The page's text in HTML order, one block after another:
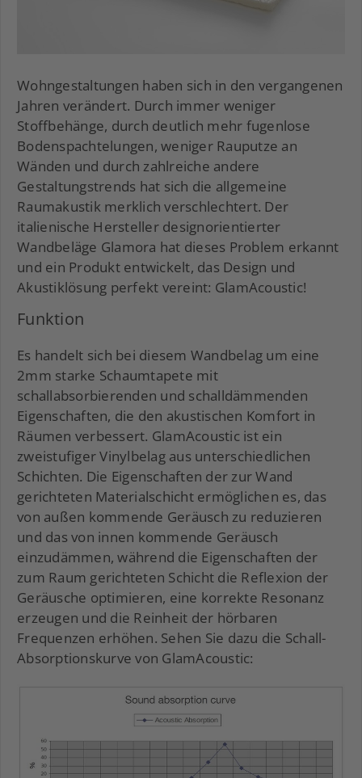
Wohngestaltungen haben sich in den vergangenen
Jahren verändert. Durch immer weniger
Stoffbehänge, durch deutlich mehr fugenlose
Bodenspachtelungen, weniger Rauputze an
Wänden und durch zahlreiche andere
Gestaltungstrends hat sich die allgemeine
Raumakustik merklich verschlechtert. Der
italienische Hersteller designorientierter
Wandbeläge Glamora hat dieses Problem erkannt
und ein Produkt entwickelt, das Design und
Akustiklösung perfekt vereint: GlamAcoustic!
Funktion
Es handelt sich bei diesem Wandbelag um eine
2mm starke Schaumtapete mit
schallabsorbierenden und schalldämmenden
Eigenschaften, die den akustischen Komfort in
Räumen verbessert. GlamAcoustic ist ein
zweistufiger Vinylbelag aus unterschiedlichen
Schichten. Die Eigenschaften der zur Wand
gerichteten Materialschicht ermöglichen es, das
von außen kommende Geräusch zu reduzieren
und das von innen kommende Geräusch
einzudämmen, während die Eigenschaften der
zum Raum gerichteten Schicht die Reflexion der
Geräusche optimieren, eine korrekte Resonanz
erzeugen und die Reinheit der hörbaren
Frequenzen erhöhen. Sehen Sie dazu die Schall-
Absorptionskurve von GlamAcoustic: